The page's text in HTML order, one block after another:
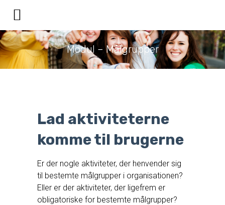
Modul – Målgrupper
Lad aktiviteterne
komme til brugerne
Er der nogle aktiviteter, der henvender sig
til bestemte målgrupper i organisationen?
Eller er der aktiviteter, der ligefrem er
obligatoriske for bestemte målgrupper?